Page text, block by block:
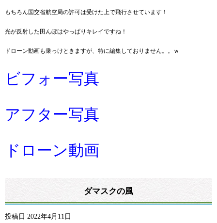
もちろん国交省航空局の許可は受けた上で飛行させています！
光が反射した田んぼはやっぱりキレイですね！
ドローン動画も乗っけときますが、特に編集しておりません。。ｗ
ビフォー写真
アフター写真
ドローン動画
ダマスクの風
投稿日 2022年4月11日